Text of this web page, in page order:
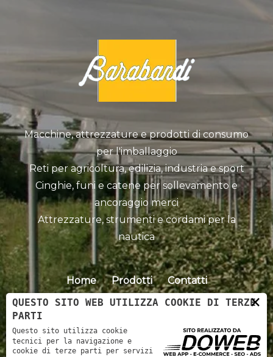
Macchine, attrezzature e prodotti di consumo
per l'imballaggio
Reti per agricoltura, edilizia, industria e sport
Cinghie, funi e catene per sollevamento e
ancoraggio merci
Attrezzature, strumenti e cordami per la
nautica
Home Prodotti Contatti
×
QUESTO SITO WEB UTILIZZA COOKIE DI TERZE
PARTI
Questo sito utilizza cookie
tecnici per la navigazione e
cookie di terze parti per servizi